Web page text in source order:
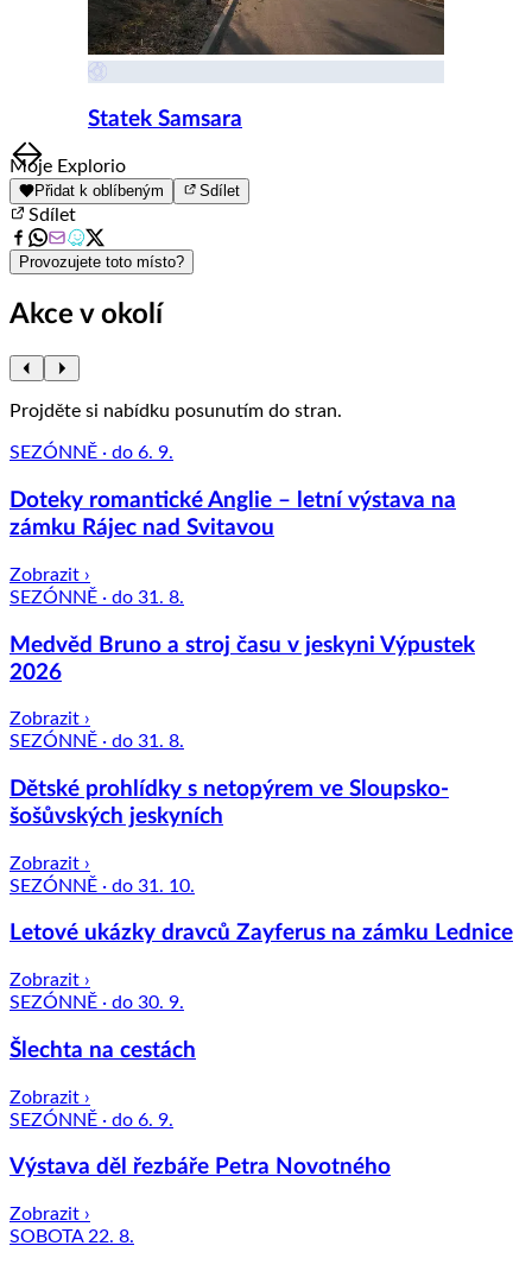
Statek Samsara
Item
1
of
8
Moje Explorio
Přidat k oblíbeným Sdílet
Sdílet
Provozujete toto místo?
Akce v okolí
Projděte si nabídku posunutím do stran.
SEZÓNNĚ · do 6. 9.
Doteky romantické Anglie – letní výstava na
zámku Rájec nad Svitavou
Zobrazit ›
SEZÓNNĚ · do 31. 8.
Medvěd Bruno a stroj času v jeskyni Výpustek
2026
Zobrazit ›
SEZÓNNĚ · do 31. 8.
Dětské prohlídky s netopýrem ve Sloupsko-
šošůvských jeskyních
Zobrazit ›
SEZÓNNĚ · do 31. 10.
Letové ukázky dravců Zayferus na zámku Lednice
Zobrazit ›
SEZÓNNĚ · do 30. 9.
Šlechta na cestách
Zobrazit ›
SEZÓNNĚ · do 6. 9.
Výstava děl řezbáře Petra Novotného
Zobrazit ›
SOBOTA 22. 8.